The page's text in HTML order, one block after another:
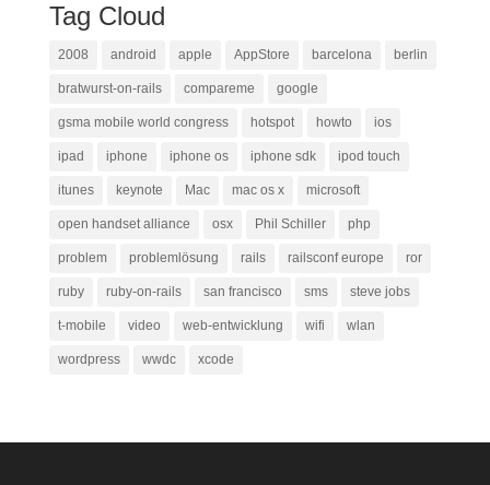
Tag Cloud
2008 android apple AppStore barcelona berlin
bratwurst-on-rails compareme google
gsma mobile world congress hotspot howto ios
ipad iphone iphone os iphone sdk ipod touch
itunes keynote Mac mac os x microsoft
open handset alliance osx Phil Schiller php
problem problemlösung rails railsconf europe ror
ruby ruby-on-rails san francisco sms steve jobs
t-mobile video web-entwicklung wifi wlan
wordpress wwdc xcode